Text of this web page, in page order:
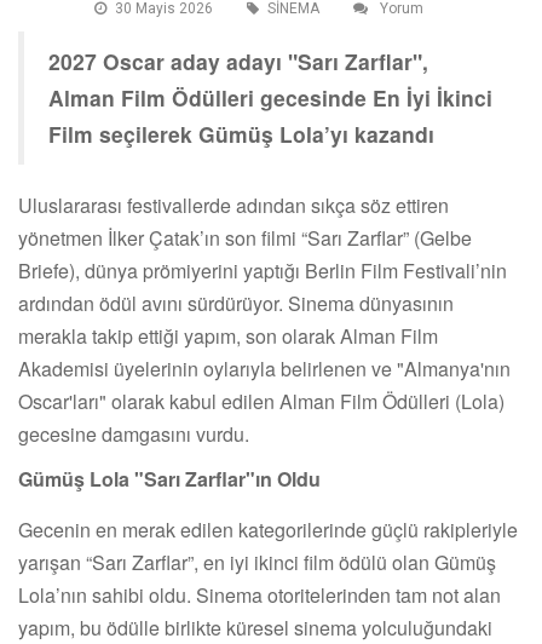
30 Mayis 2026 SİNEMA Yorum
2027 Oscar aday adayı "Sarı Zarflar",
Alman Film Ödülleri gecesinde En İyi İkinci
Film seçilerek Gümüş Lola’yı kazandı
Uluslararası festivallerde adından sıkça söz ettiren
yönetmen İlker Çatak’ın son filmi “Sarı Zarflar” (Gelbe
Briefe), dünya prömiyerini yaptığı Berlin Film Festivali’nin
ardından ödül avını sürdürüyor. Sinema dünyasının
merakla takip ettiği yapım, son olarak Alman Film
Akademisi üyelerinin oylarıyla belirlenen ve "Almanya'nın
Oscar'ları" olarak kabul edilen Alman Film Ödülleri (Lola)
gecesine damgasını vurdu.
Gümüş Lola "Sarı Zarflar"ın Oldu
Gecenin en merak edilen kategorilerinde güçlü rakipleriyle
yarışan “Sarı Zarflar”, en iyi ikinci film ödülü olan Gümüş
Lola’nın sahibi oldu. Sinema otoritelerinden tam not alan
yapım, bu ödülle birlikte küresel sinema yolculuğundaki